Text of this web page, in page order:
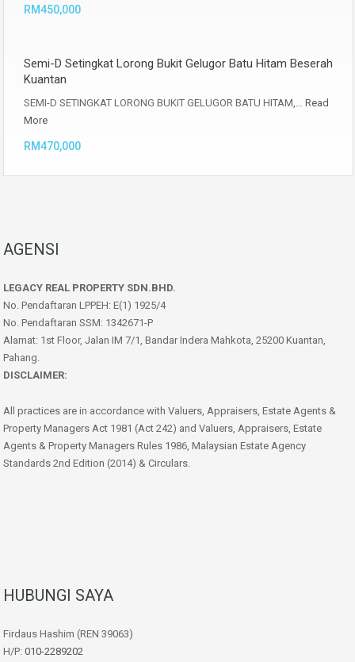
RM450,000
Semi-D Setingkat Lorong Bukit Gelugor Batu Hitam Beserah
Kuantan
SEMI-D SETINGKAT LORONG BUKIT GELUGOR BATU HITAM,… Read
More
RM470,000
AGENSI
LEGACY REAL PROPERTY SDN.BHD.
No. Pendaftaran LPPEH: E(1) 1925/4
No. Pendaftaran SSM: 1342671-P
Alamat: 1st Floor, Jalan IM 7/1, Bandar Indera Mahkota, 25200 Kuantan,
Pahang.
DISCLAIMER:
All practices are in accordance with Valuers, Appraisers, Estate Agents &
Property Managers Act 1981 (Act 242) and Valuers, Appraisers, Estate
Agents & Property Managers Rules 1986, Malaysian Estate Agency
Standards 2nd Edition (2014) & Circulars.
HUBUNGI SAYA
Firdaus Hashim (REN 39063)
H/P: 010-2289202